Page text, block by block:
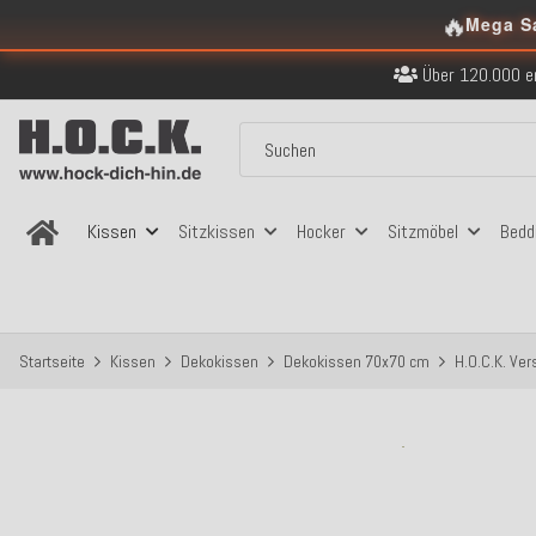
🔥Mega
Kostenloser Versand
Über 120.000
Sicher
Kostenloser Versand
Kissen Sitzkissen Hocker Sitzmöbel
Startseite Kissen Dekokissen Dekokissen 70x70 cm H.O.C.K.